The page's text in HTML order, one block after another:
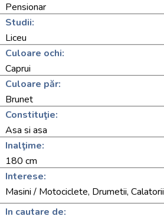
Pensionar
Studii:
Liceu
Culoare ochi:
Caprui
Culoare păr:
Brunet
Constituţie:
Asa si asa
Inalţime:
180 cm
Interese:
Masini / Motociclete, Drumetii, Calatorii
In cautare de: